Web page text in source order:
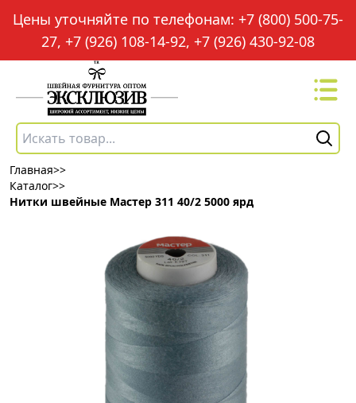
Цены уточняйте по телефонам: +7 (800) 500-75-
27, +7 (926) 108-14-92, +7 (926) 430-92-08
Главная>>
Каталог>>
Нитки швейные Мастер 311 40/2 5000 ярд